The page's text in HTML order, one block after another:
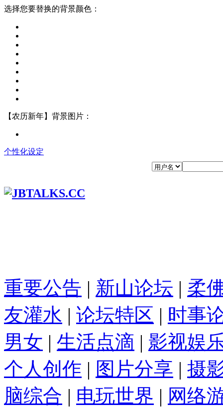
选择您要替换的背景颜色：
【农历新年】背景图片：
个性化设定
重要公告 | 新山论坛 | 柔
友灌水 | 论坛特区 | 时事
男女 | 生活点滴 | 影视娱
个人创作 | 图片分享 | 摄
脑综合 | 电玩世界 | 网络